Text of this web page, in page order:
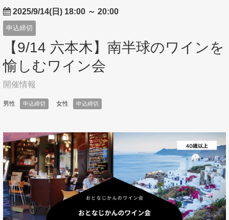
2025/9/14(日) 18:00 ～ 20:00
申込締切
【9/14 六本木】南半球のワインを
愉しむワイン会
開催情報
男性 申込締切 女性 申込締切